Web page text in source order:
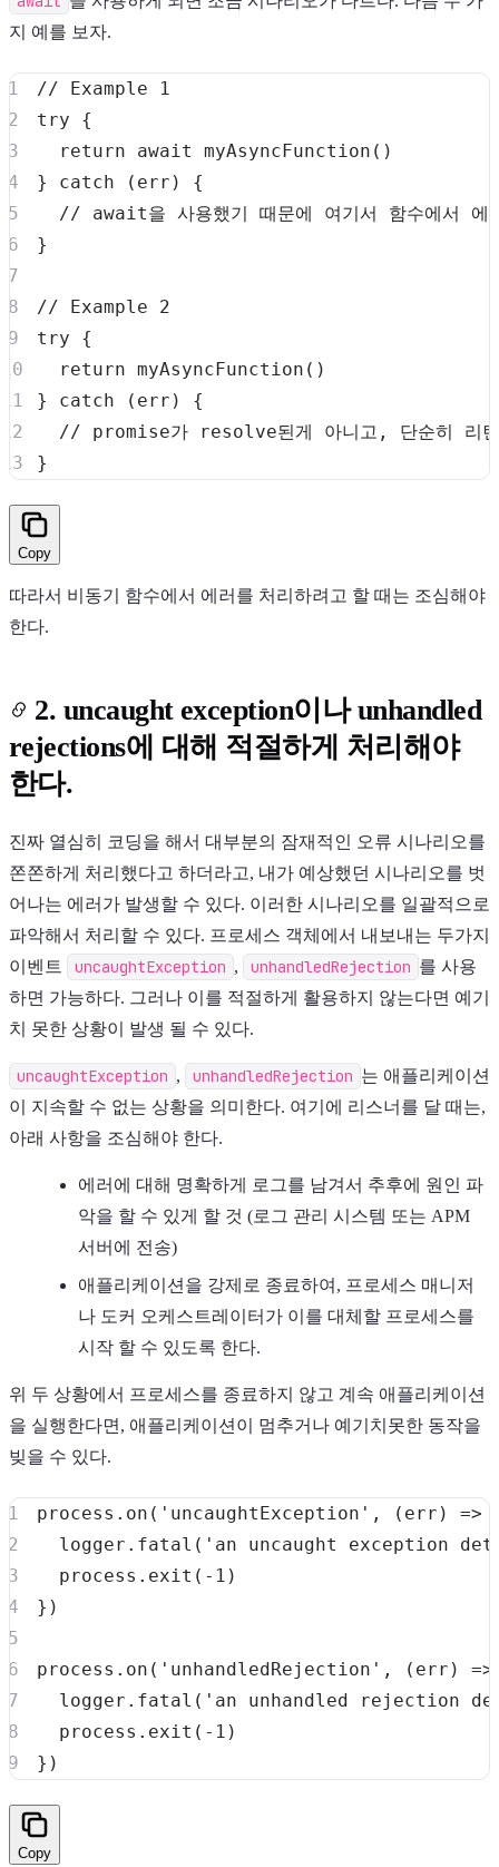
지 예를 보자.
// Example 1
try
{
return
await myAsyncFunction ( )
}
catch ( err )
{
// await을 사용했기 때문에 여기서 함수에서 에
}
// Example 2
try
{
return myAsyncFunction ( )
}
catch ( err )
{
// promise가 resolve된게 아니고, 단순히 리턴
}
Copy
따라서 비동기 함수에서 에러를 처리하려고 할 때는 조심해야
한다.
2. uncaught exception이나 unhandled
rejections에 대해 적절하게 처리해야
한다.
진짜 열심히 코딩을 해서 대부분의 잠재적인 오류 시나리오를
쫀쫀하게 처리했다고 하더라고, 내가 예상했던 시나리오를 벗
어나는 에러가 발생할 수 있다. 이러한 시나리오를 일괄적으로
파악해서 처리할 수 있다. 프로세스 객체에서 내보내는 두가지
이벤트
uncaughtException , unhandledRejection 를 사용
하면 가능하다. 그러나 이를 적절하게 활용하지 않는다면 예기
치 못한 상황이 발생 될 수 있다.
uncaughtException , unhandledRejection 는 애플리케이션
이 지속할 수 없는 상황을 의미한다. 여기에 리스너를 달 때는,
아래 사항을 조심해야 한다.
에러에 대해 명확하게 로그를 남겨서 추후에 원인 파
악을 할 수 있게 할 것 (로그 관리 시스템 또는 APM
서버에 전송)
애플리케이션을 강제로 종료하여, 프로세스 매니저
나 도커 오케스트레이터가 이를 대체할 프로세스를
시작 할 수 있도록 한다.
위 두 상황에서 프로세스를 종료하지 않고 계속 애플리케이션
을 실행한다면, 애플리케이션이 멈추거나 예기치못한 동작을
빚을 수 있다.
process . on ( 'uncaughtException' , ( err ) =>
  logger
. fatal ( 'an uncaught exception
  process
. exit ( - 1 )
} )
process . on ( 'unhandledRejection' , ( err )
=>
  logger
. fatal ( 'an unhandled rejection
  process
. exit ( - 1 )
} )
Copy